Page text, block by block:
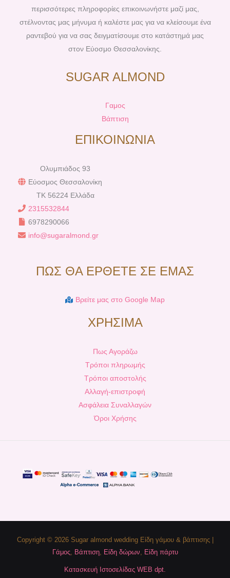
περισσότερες πληροφορίες επικοινωνήστε μαζί μας,
στέλνοντας μας μήνυμα ή καλέστε μας για να κλείσουμε ένα
ραντεβού για να σας δειγματίσουμε στο κατάστημά μας
στον Εύοσμο Θεσσαλονίκης.
SUGAR ALMOND
Γαμος
Βάπτιση
ΕΠΙΚΟΙΝΩΝΙΑ
Ολυμπιάδος 93
Εύοσμος Θεσσαλονίκη
TK 56224 Ελλάδα
2315532844
6978290066
info@sugaralmond.gr
ΠΩΣ ΘΑ ΕΡΘΕΤΕ ΣΕ ΕΜΑΣ
Βρείτε μας στο Google Map
ΧΡΗΣΙΜΑ
Πως Αγοράζω
Τρόποι πληρωμής
Τρόποι αποστολής
Αλλαγή-επιστροφή
Ασφάλεια Συναλλαγών
Όροι Χρήσης
Copyright © 2026 Sugar almond wedding Είδη γάμου & βάπτισης |
Γάμος, Βάπτιση, Είδη δώρων Είδη πάρτυ
Κατασκευή Ιστοσελίδας WEB dpt.